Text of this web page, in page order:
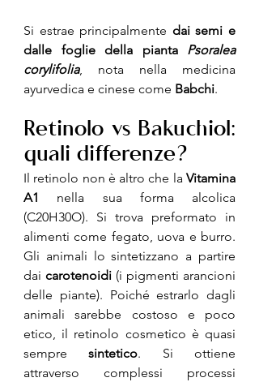
Si estrae principalmente dai semi e
dalle foglie della pianta Psoralea
corylifolia, nota nella medicina
ayurvedica e cinese come Babchi.
Retinolo vs Bakuchiol:
quali differenze?
Il retinolo non è altro che la Vitamina
A1 nella sua forma alcolica
(C20H30O). Si trova preformato in
alimenti come fegato, uova e burro.
Gli animali lo sintetizzano a partire
dai carotenoidi (i pigmenti arancioni
delle piante). Poiché estrarlo dagli
animali sarebbe costoso e poco
etico, il retinolo cosmetico è quasi
sempre sintetico. Si ottiene
attraverso complessi processi